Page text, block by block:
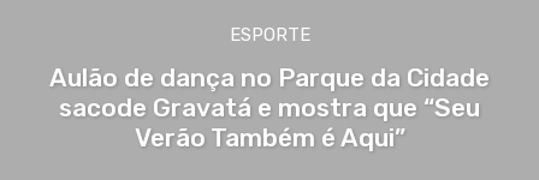
ESPORTE
Aulão de dança no Parque da Cidade
sacode Gravatá e mostra que “Seu
Verão Também é Aqui”